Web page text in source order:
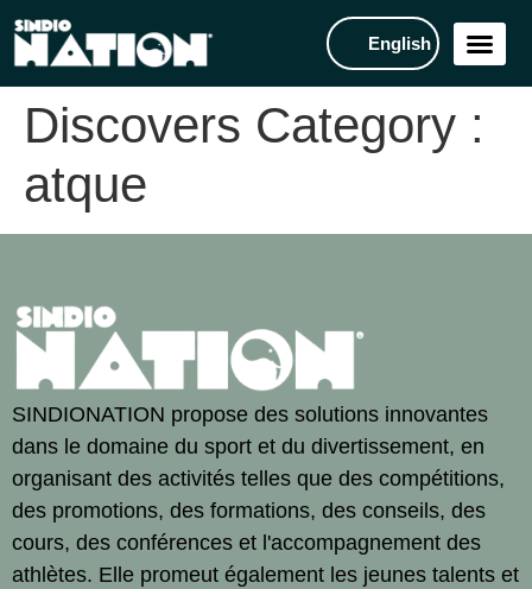
English
Discovers Category :
atque
SINDIONATION propose des solutions innovantes
dans le domaine du sport et du divertissement, en
organisant des activités telles que des compétitions,
des promotions, des formations, des conseils, des
cours, des conférences et l'accompagnement des
athlètes. Elle promeut également les jeunes talents et